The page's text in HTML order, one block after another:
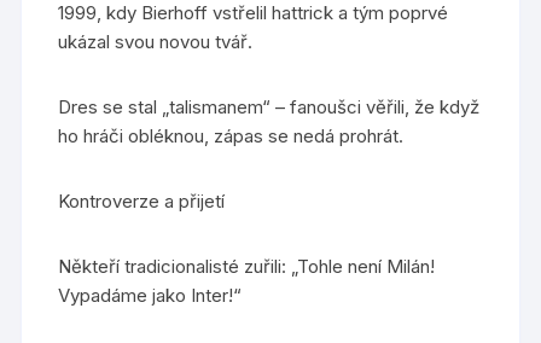
1999, kdy Bierhoff vstřelil hattrick a tým poprvé
ukázal svou novou tvář.
Dres se stal „talismanem“ – fanoušci věřili, že když
ho hráči obléknou, zápas se nedá prohrát.
Kontroverze a přijetí
Někteří tradicionalisté zuřili: „Tohle není Milán!
Vypadáme jako Inter!“